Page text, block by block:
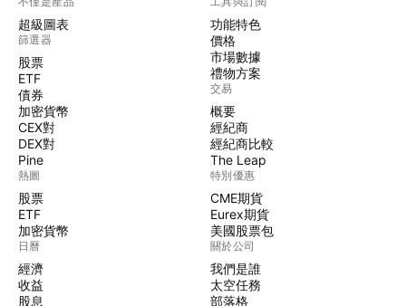
超級圖表
篩選器
股票
ETF
債券
加密貨幣
CEX對
DEX對
Pine
熱圖
股票
ETF
加密貨幣
日曆
經濟
收益
股息
功能特色
價格
市場數據
禮物方案
交易
概要
經紀商
經紀商比較
The Leap
特別優惠
CME期貨
Eurex期貨
美國股票包
關於公司
我們是誰
太空任務
部落格